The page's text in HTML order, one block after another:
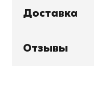
Доставка
Отзывы